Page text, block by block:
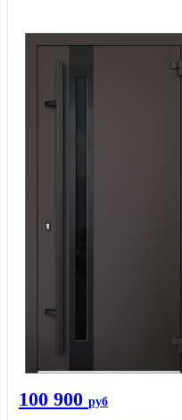
100 900 руб